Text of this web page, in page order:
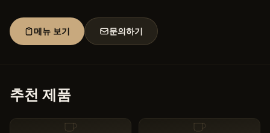
메뉴 보기 문의하기
추천 제품